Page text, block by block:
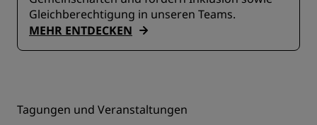
Gleichberechtigung in unseren Teams.
MEHR ENTDECKEN
Tagungen und Veranstaltungen